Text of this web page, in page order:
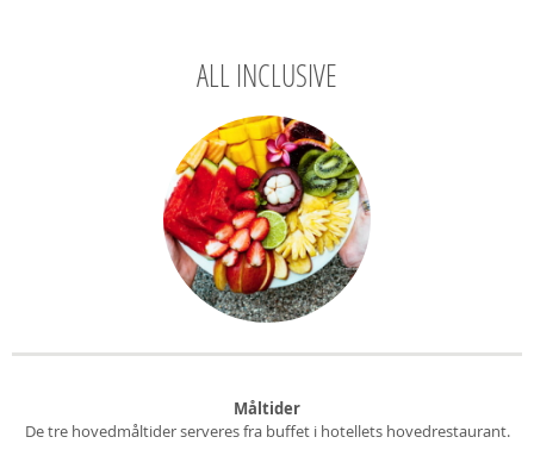
ALL INCLUSIVE
Måltider
De tre hovedmåltider serveres fra buffet i hotellets hovedrestaurant.